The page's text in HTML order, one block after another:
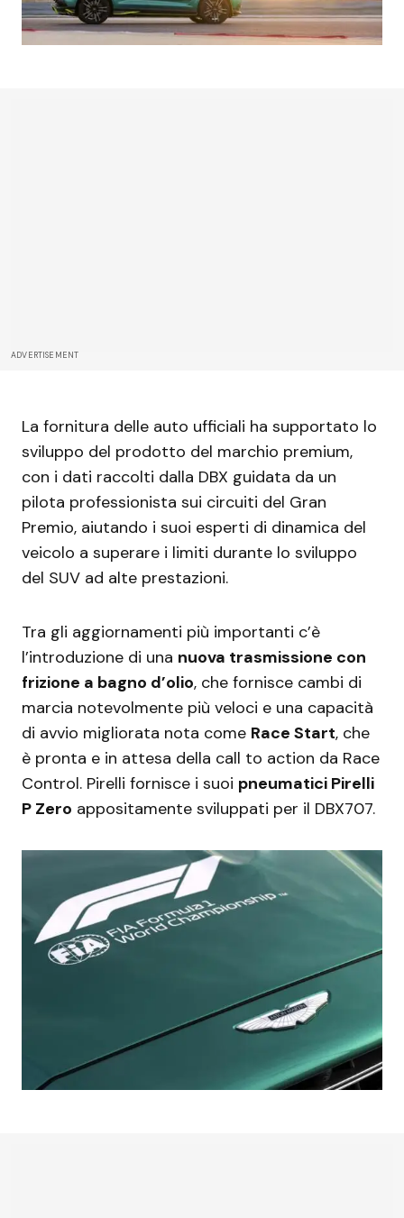
ADVERTISEMENT
La fornitura delle auto ufficiali ha supportato lo
sviluppo del prodotto del marchio premium,
con i dati raccolti dalla DBX guidata da un
pilota professionista sui circuiti del Gran
Premio, aiutando i suoi esperti di dinamica del
veicolo a superare i limiti durante lo sviluppo
del SUV ad alte prestazioni.
Tra gli aggiornamenti più importanti c’è
l’introduzione di una nuova trasmissione con
frizione a bagno d’olio, che fornisce cambi di
marcia notevolmente più veloci e una capacità
di avvio migliorata nota come Race Start, che
è pronta e in attesa della call to action da Race
Control. Pirelli fornisce i suoi pneumatici Pirelli
P Zero appositamente sviluppati per il DBX707.